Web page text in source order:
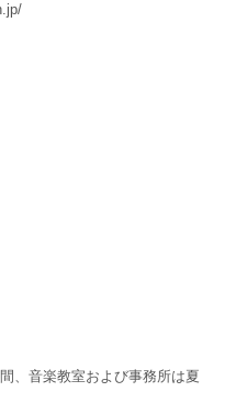
、音楽教室および事務所は夏